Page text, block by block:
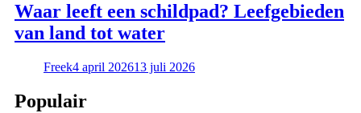
Waar leeft een schildpad? Leefgebieden
van land tot water
Freek4 april 202613 juli 2026
Populair